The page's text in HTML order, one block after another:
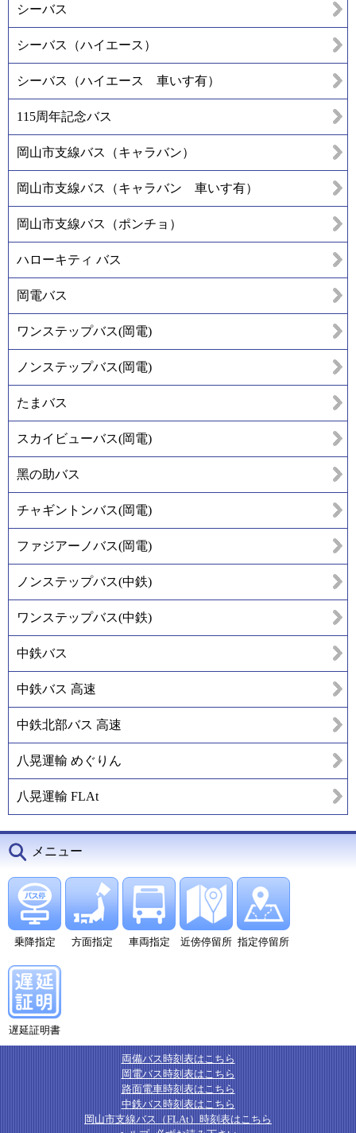
シーバス
シーバス（ハイエース）
シーバス（ハイエース 車いす有）
115周年記念バス
岡山市支線バス（キャラバン）
岡山市支線バス（キャラバン 車いす有）
岡山市支線バス（ポンチョ）
ハローキティ バス
岡電バス
ワンステップバス(岡電)
ノンステップバス(岡電)
たまバス
スカイビューバス(岡電)
黑の助バス
チャギントンバス(岡電)
ファジアーノバス(岡電)
ノンステップバス(中鉄)
ワンステップバス(中鉄)
中鉄バス
中鉄バス 高速
中鉄北部バス 高速
八晃運輸 めぐりん
八晃運輸 FLAt
メニュー
乗降指定 方面指定 車両指定 近傍停留所 指定停留所
遅延証明書
両備バス時刻表はこちら
岡電バス時刻表はこちら
路面電車時刻表はこちら
中鉄バス時刻表はこちら
岡山市支線バス（FLAt）時刻表はこちら